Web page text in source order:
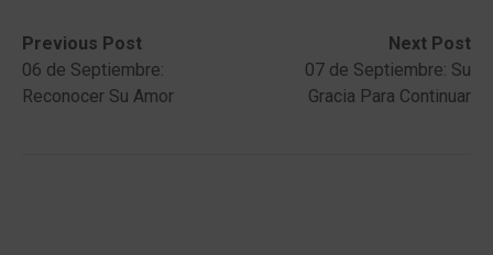
Post
navigation
Previous Post
Previous
post:06 de Septiembre:
Reconocer Su Amor
Next Post
Next
post:
07 de Septiembre: Su
Gracia Para Continuar